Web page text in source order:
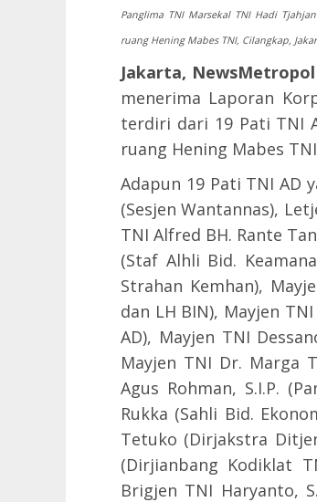
Panglima TNI Marsekal TNI Hadi
ruang Hening Mabes TNI, Cilangkap,
Jakarta, NewsMetropol
menerima Laporan
terdiri dari 19 Pati TNI
ruang Hening Mabes
Adapun 19 Pati TNI
(Sesjen Wantannas),
TNI Alfred BH. Rante
(Staf Alhli Bid.
Strahan Kemhan),
dan LH BIN), Mayjen
AD), Mayjen TNI
Mayjen TNI Dr. Marga
Agus Rohman, S.I.P.
Rukka (Sahli Bid.
Tetuko (Dirjakstra
(Dirjianbang Kodiklat
Brigjen TNI Haryanto,